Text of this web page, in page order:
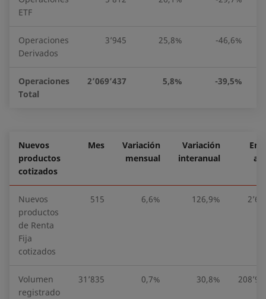
ETF
Operaciones
Derivados
3’945 25,8% -46,6%
Operaciones
Total
2’069’437 5,8% -39,5%
Nuevos
productos
cotizados
Mes
Variación
mensual
Variación
interanual
En
Nuevos
productos
de Renta
Fija
cotizados
515 6,6% 126,9%
Volumen
registrado
31’835 0,7% 30,8%